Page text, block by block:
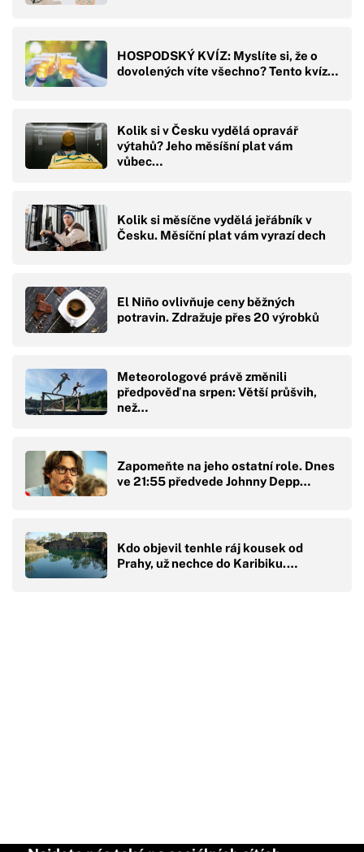
HOSPODSKÝ KVÍZ: Myslíte si, že o
dovolených víte všechno? Tento kvíz…
Kolik si v Česku vydělá opravář
výtahů? Jeho měsíšní plat vám
vůbec…
Kolik si měsíčne vydělá jeřábník v
Česku. Měsíční plat vám vyrazí dech
El Niño ovlivňuje ceny běžných
potravin. Zdražuje přes 20 výrobků
Meteorologové právě změnili
předpověď na srpen: Větší průšvih,
než…
Zapomeňte na jeho ostatní role. Dnes
ve 21:55 předvede Johnny Depp…
Kdo objevil tenhle ráj kousek od
Prahy, už nechce do Karibiku.…